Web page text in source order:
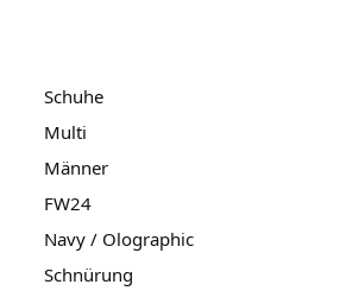
Schuhe
Multi
Männer
FW24
Navy / Olographic
Schnürung